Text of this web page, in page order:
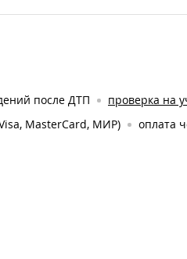
после ДТП проверка на
MasterCard, МИР)
оплата